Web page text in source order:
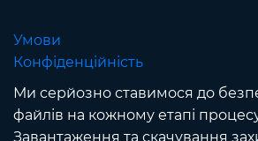
Умови
Конфіденційність
Ми серйозно ставимося до
файлів на кожному етапі
Завантаження та скачування